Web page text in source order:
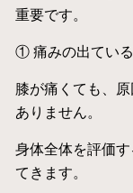
重要です。
① 痛みの出てい
膝が痛くても、
ありません。
身体全体を評価
てきます。